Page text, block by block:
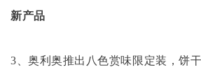
新产品
3、奥利奥推出八色赏味限定装，饼